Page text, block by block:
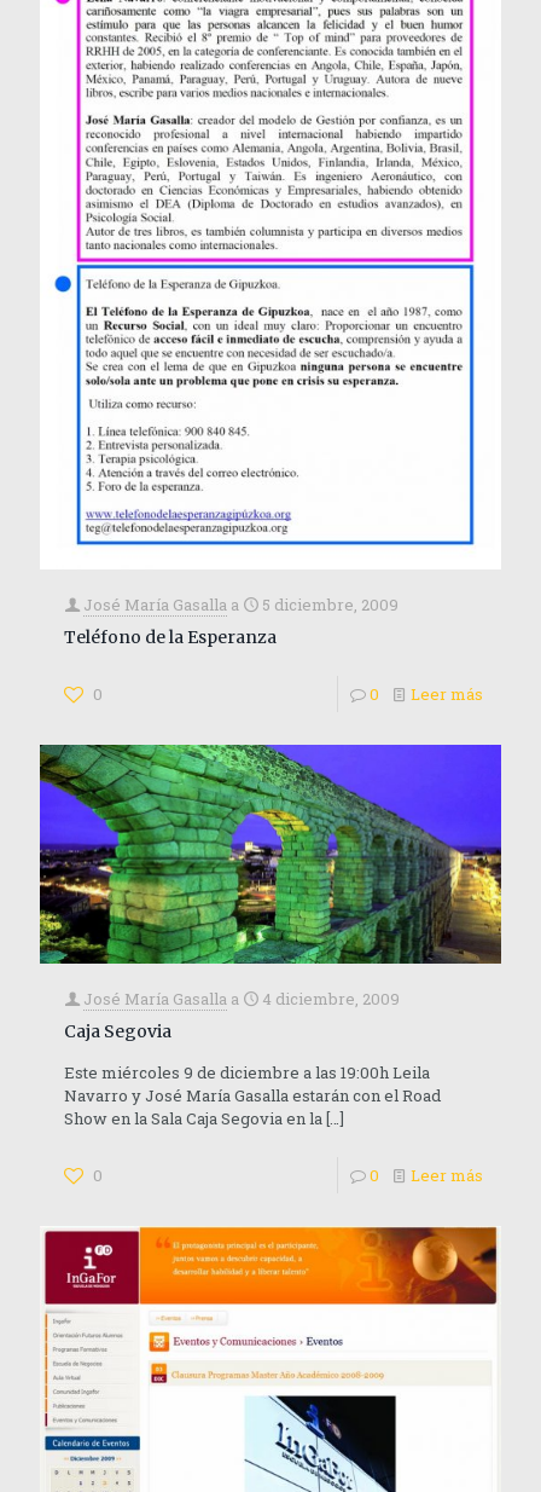
José María Gasalla a
5 diciembre, 2009
Teléfono de la Esperanza
0 0 Leer más
José María Gasalla a
4 diciembre, 2009
Caja Segovia
Este miércoles 9 de diciembre a las 19:00h Leila
Navarro y José María Gasalla estarán con el Road
Show en la Sala Caja Segovia en la[…]
0 0 Leer más